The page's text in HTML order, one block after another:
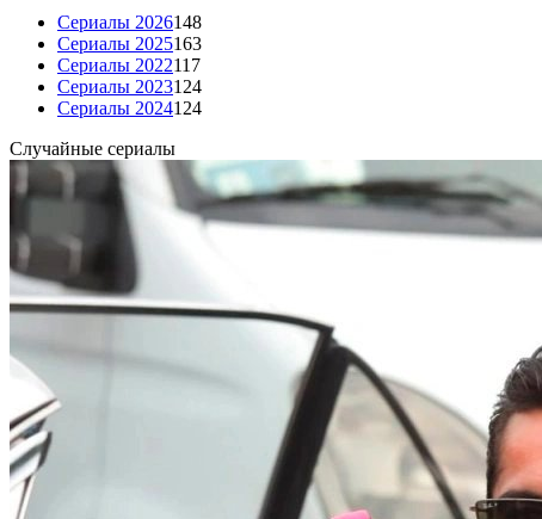
Сериалы 2026148
Сериалы 2025163
Сериалы 2022117
Сериалы 2023124
Сериалы 2024124
Случайные сериалы